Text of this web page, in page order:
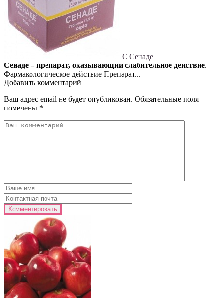
С Сенаде
Сенаде – препарат, оказывающий слабительное действие.
Фармакологическое действие Препарат...
Добавить комментарий
Ваш адрес email не будет опубликован. Обязательные поля
помечены *